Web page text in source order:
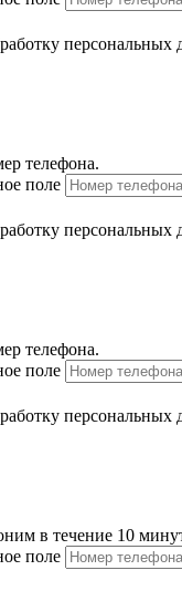
персональных
телефона.
поле
персональных
телефона.
поле
персональных
в течение 10
поле